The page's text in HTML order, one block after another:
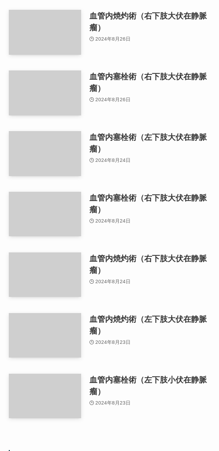
血管内焼灼術（右下肢大伏在静脈
瘤）
2024年8月26日
血管内塞栓術（右下肢大伏在静脈
瘤）
2024年8月26日
血管内塞栓術（左下肢大伏在静脈
瘤）
2024年8月24日
血管内塞栓術（右下肢大伏在静脈
瘤）
2024年8月24日
血管内焼灼術（右下肢大伏在静脈
瘤）
2024年8月24日
血管内焼灼術（左下肢大伏在静脈
瘤）
2024年8月23日
血管内塞栓術（左下肢小伏在静脈
瘤）
2024年8月23日